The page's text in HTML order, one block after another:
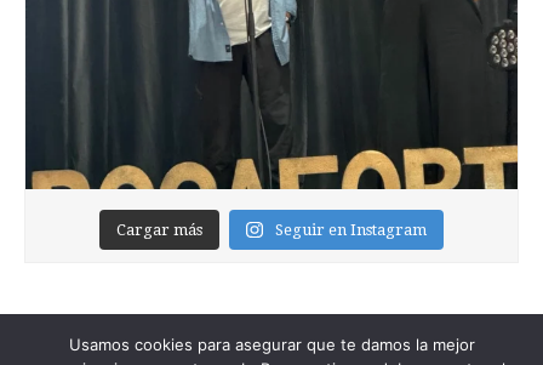
Cargar más Seguir en Instagram
Usamos cookies para asegurar que te damos la mejor